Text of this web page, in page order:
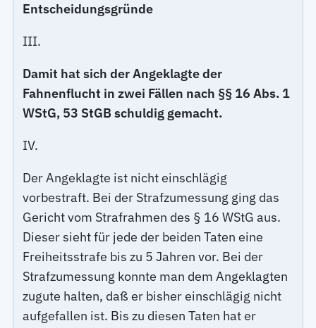
Entscheidungsgründe
III.
Damit hat sich der Angeklagte der
Fahnenflucht in zwei Fällen nach §§ 16 Abs. 1
WStG, 53 StGB schuldig gemacht.
IV.
Der Angeklagte ist nicht einschlägig
vorbestraft. Bei der Strafzumessung ging das
Gericht vom Strafrahmen des § 16 WStG aus.
Dieser sieht für jede der beiden Taten eine
Freiheitsstrafe bis zu 5 Jahren vor. Bei der
Strafzumessung konnte man dem Angeklagten
zugute halten, daß er bisher einschlägig nicht
aufgefallen ist. Bis zu diesen Taten hat er